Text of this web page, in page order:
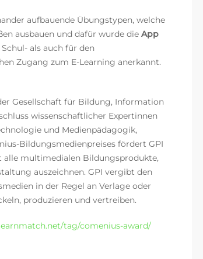
aufbauende Übungstypen, welche
ausbauen und dafür wurde die App
als auch für den
Zugang zum E-Learning anerkannt.
Gesellschaft für Bildung, Information
wissenschaftlicher Expertinnen
und Medienpädagogik,
Bildungsmedienpreises fördert GPI
alle multimedialen Bildungsprodukte,
auszeichnen. GPI vergibt den
in der Regel an Verlage oder
produzieren und vertreiben.
tag/comenius-award/